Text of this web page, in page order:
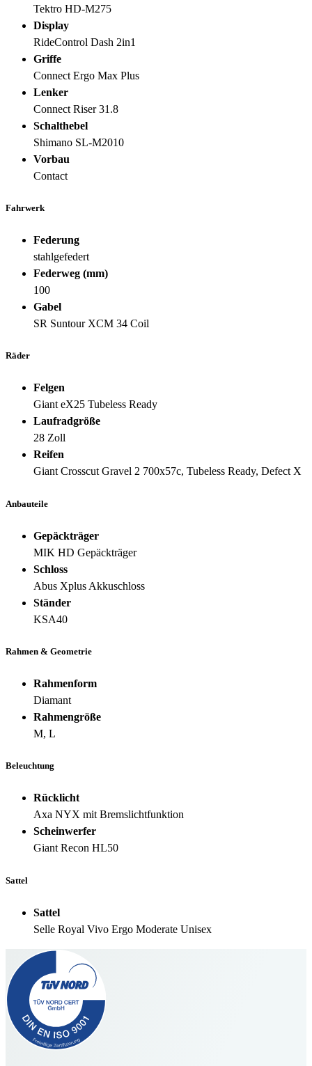
Tektro HD-M275
Display
RideControl Dash 2in1
Griffe
Connect Ergo Max Plus
Lenker
Connect Riser 31.8
Schalthebel
Shimano SL-M2010
Vorbau
Contact
Fahrwerk
Federung
stahlgefedert
Federweg (mm)
100
Gabel
SR Suntour XCM 34 Coil
Räder
Felgen
Giant eX25 Tubeless Ready
Laufradgröße
28 Zoll
Reifen
Giant Crosscut Gravel 2 700x57c, Tubeless Ready, Defect X
Anbauteile
Gepäckträger
MIK HD Gepäckträger
Schloss
Abus Xplus Akkuschloss
Ständer
KSA40
Rahmen & Geometrie
Rahmenform
Diamant
Rahmengröße
M, L
Beleuchtung
Rücklicht
Axa NYX mit Bremslichtfunktion
Scheinwerfer
Giant Recon HL50
Sattel
Sattel
Selle Royal Vivo Ergo Moderate Unisex